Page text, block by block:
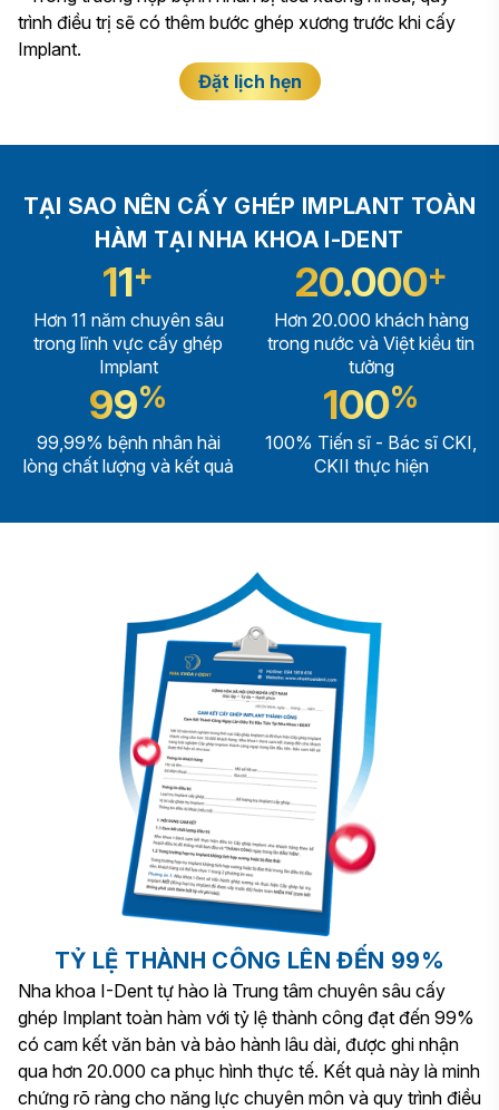
trình điều trị sẽ có thêm bước ghép xương trước khi cấy
Implant.
Đặt lịch hẹn
TẠI SAO NÊN CẤY GHÉP IMPLANT TOÀN
HÀM TẠI NHA KHOA I-DENT
11+
Hơn 11 năm chuyên sâu
trong lĩnh vực cấy ghép
Implant
20.000+
Hơn 20.000 khách hàng
trong nước và Việt kiều tin
tưởng
99%
99,99% bệnh nhân hài
lòng chất lượng và kết quả
100%
100% Tiến sĩ - Bác sĩ CKI,
CKII thực hiện
TỶ LỆ THÀNH CÔNG LÊN ĐẾN 99%
Nha khoa I-Dent tự hào là Trung tâm chuyên sâu cấy
ghép Implant toàn hàm với tỷ lệ thành công đạt đến 99%
có cam kết văn bản và bảo hành lâu dài, được ghi nhận
qua hơn 20.000 ca phục hình thực tế. Kết quả này là minh
chứng rõ ràng cho năng lực chuyên môn và quy trình điều